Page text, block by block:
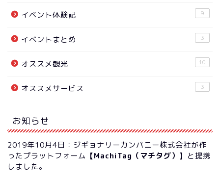
イベント体験記 9
イベントまとめ 3
オススメ観光 10
オススメサービス 3
お知らせ
2019年10月4日：ジギョナリーカンパニー株式会社が作
ったプラットフォーム 【MachiTag（マチタグ）】 と提携
しました。